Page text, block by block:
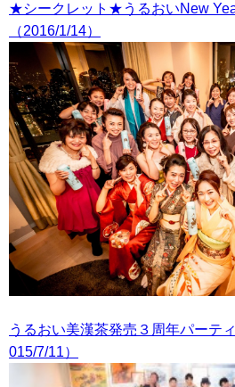
★シークレット★うるおいNew
（2016/1/14）
うるおい美漢茶発売３周年パーテ
015/7/11）